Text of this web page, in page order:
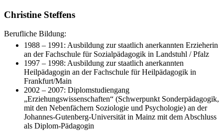
Christine Steffens
Berufliche Bildung:
1988 – 1991: Ausbildung zur staatlich anerkannten Erzieherin
an der Fachschule für Sozialpädagogik in Landstuhl / Pfalz
1997 – 1998: Ausbildung zur staatlich anerkannten
Heilpädagogin an der Fachschule für Heilpädagogik in
Frankfurt/Main
2002 – 2007: Diplomstudiengang
„Erziehungswissenschaften“ (Schwerpunkt Sonderpädagogik,
mit den Nebenfächern Soziologie und Psychologie) an der
Johannes-Gutenberg-Universität in Mainz mit dem Abschluss
als Diplom-Pädagogin